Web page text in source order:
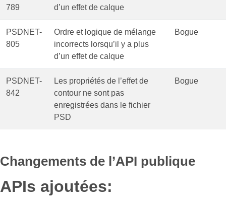
789
d’un effet de calque
PSDNET-
805
Ordre et logique de mélange
incorrects lorsqu’il y a plus
d’un effet de calque
Bogue
PSDNET-
842
Les propriétés de l’effet de
contour ne sont pas
enregistrées dans le fichier
PSD
Bogue
Changements de l’API publique
APIs ajoutées: